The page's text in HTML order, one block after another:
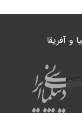
و آفریقا